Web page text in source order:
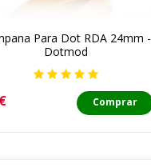
Para Dot RDA 24mm -
Dotmod
Comprar